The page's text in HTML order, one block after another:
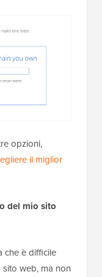
opzioni,
il miglior
del mio sito
che è difficile
web, ma non